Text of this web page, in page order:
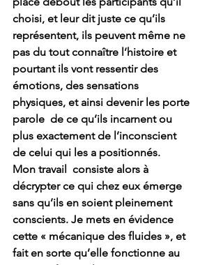
choisi, et leur dit juste ce qu’ils
représentent, ils peuvent même ne
pas du tout connaître l’histoire et
pourtant ils vont ressentir des
émotions, des sensations
physiques, et ainsi devenir les porte
parole  de ce qu’ils incarnent ou
plus exactement de l’inconscient
de celui qui les a positionnés.
Mon travail  consiste alors à
décrypter ce qui chez eux émerge
sans qu’ils en soient pleinement
conscients. Je mets en évidence
cette « mécanique des fluides », et
fait en sorte qu’elle fonctionne au